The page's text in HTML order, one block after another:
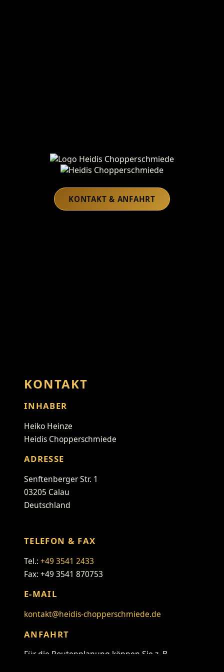
Heidis Chopperschmiede
KONTAKT & ANFAHRT
KONTAKT
INHABER
Heiko Heinze
Heidis Chopperschmiede
ADRESSE
Senftenberger Str. 1
03205 Calau
Deutschland
TELEFON & FAX
Tel.: +49 3541 2433
Fax: +49 3541 870753
E-MAIL
kontakt@heidis-chopperschmiede.de
ANFAHRT
Für die Routenplanung können Sie z. B.